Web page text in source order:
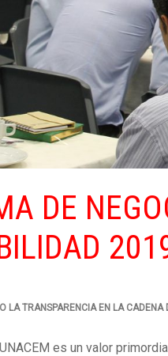
DE
LA TRANSPARENCIA EN LA CADENA
es un valor